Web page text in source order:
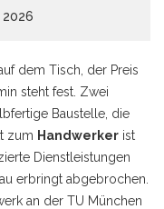
2026
dem Tisch, der Preis
steht fest. Zwei
Baustelle, die
zum Handwerker ist
Dienstleistungen
erbringt abgebrochen.
an der TU München